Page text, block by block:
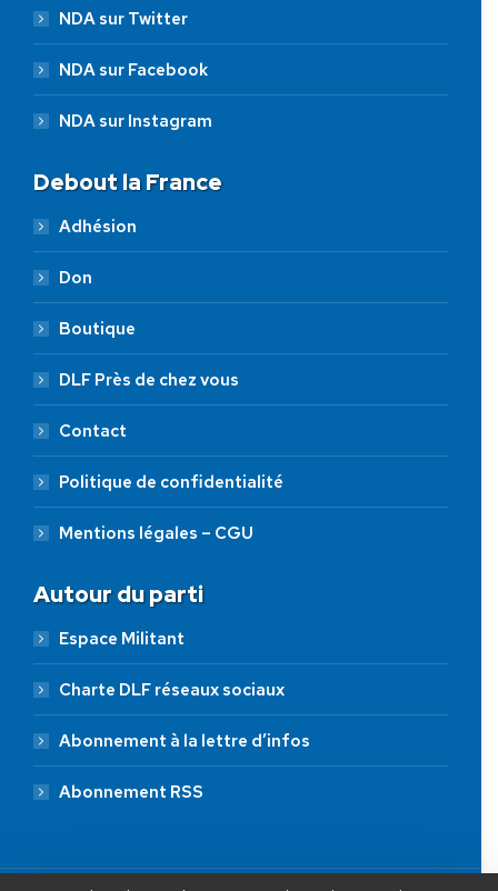
NDA sur Twitter
NDA sur Facebook
NDA sur Instagram
Debout la France
Adhésion
Don
Boutique
DLF Près de chez vous
Contact
Politique de confidentialité
Mentions légales – CGU
Autour du parti
Espace Militant
Charte DLF réseaux sociaux
Abonnement à la lettre d’infos
Abonnement RSS
JE FAIS UN DON À DLF